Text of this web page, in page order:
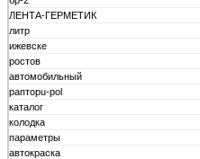
ЛЕНТА-ГЕРМЕТИК
литр
ижевске
ростов
автомобильный
рапторu-pol
каталог
колодка
параметры
автокраска